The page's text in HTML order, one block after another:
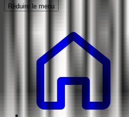
Réduire le menu